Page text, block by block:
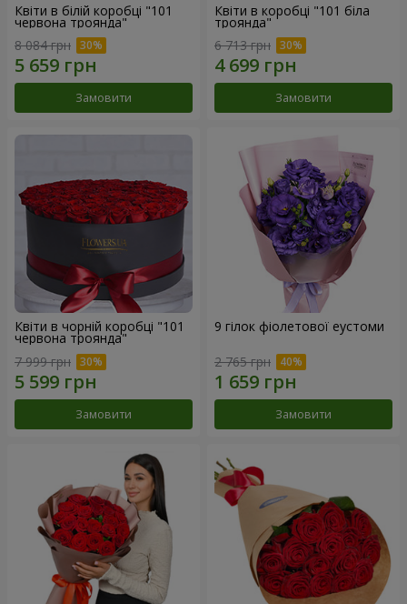
Квіти в білій коробці "101
червона троянда"
8 084 грн
Замовити
Квіти в коробці "101 біла
троянда"
6 713 грн
Замовити
Квіти в чорній коробці "101
червона троянда"
7 999 грн
Замовити
9 гілок фіолетової еустоми
2 765 грн
Замовити